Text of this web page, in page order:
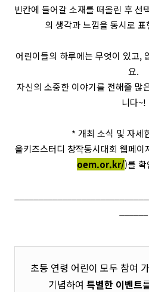
빈칸에 들어갈 소재를 떠올린 후 선
의 생각과 느낌을 동시로
어린이들의 하루에는 무엇이 있고,
요.
자신의 소중한 이야기를 전해줄 많
니다~!
* 개최 소식 및 자세
올키즈스터디 창작동시대회 웹페이
oem.or.kr/)를 확
초등 연령 어린이 모두 참여
기념하여 특별한 이벤트